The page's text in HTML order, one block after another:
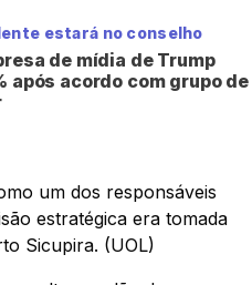
estará no conselho
de mídia de Trump
após acordo com grupo de
um dos responsáveis
estratégica era tomada
Sicupira. (UOL)